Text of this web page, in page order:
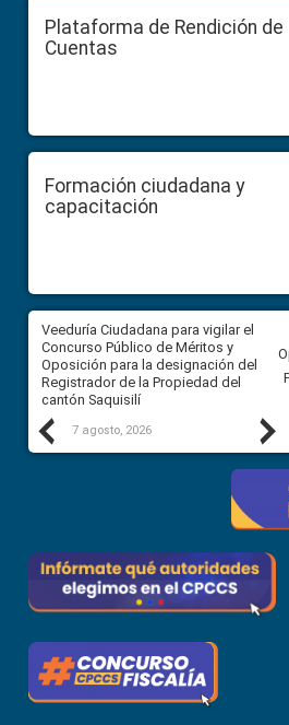
Plataforma de Rendición de
Cuentas
Formación ciudadana y
capacitación
Previous
Veeduría Ciudadana para vigilar el
Concurso Público de Méritos y
Oposición para la designación del
Registrador de la Propiedad del
cantón Saquisilí
7 agosto, 2026